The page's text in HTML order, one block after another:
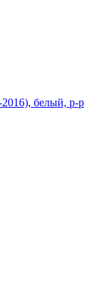
белый, р-р